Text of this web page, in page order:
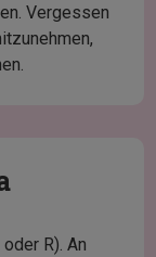
Vergessen
R). An